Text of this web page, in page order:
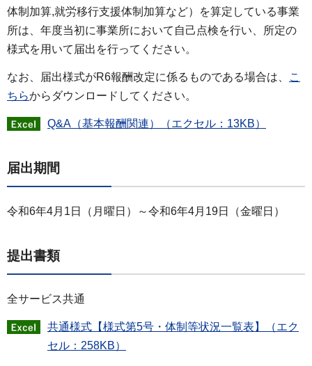
体制加算,就労移行支援体制加算など）を算定している事業
所は、年度当初に事業所において自己点検を行い、所定の
様式を用いて届出を行ってください。
なお、届出様式がR6報酬改定に係るものである場合は、
こ
ちらからダウンロードしてください。
Q&A（基本報酬関連）（エクセル：13KB）
届出期間
令和6年4月1日（月曜日）～令和6年4月19日（金曜日）
提出書類
全サービス共通
共通様式【様式第5号・体制等状況一覧表】（エク
セル：258KB）